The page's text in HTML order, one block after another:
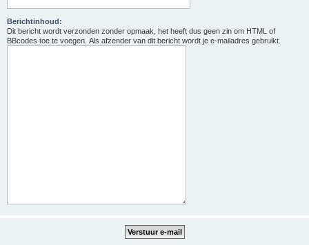
Berichtinhoud:
Dit bericht wordt verzonden zonder opmaak, het heeft dus geen zin om HTML of
BBcodes toe te voegen. Als afzender van dit bericht wordt je e-mailadres gebruikt.